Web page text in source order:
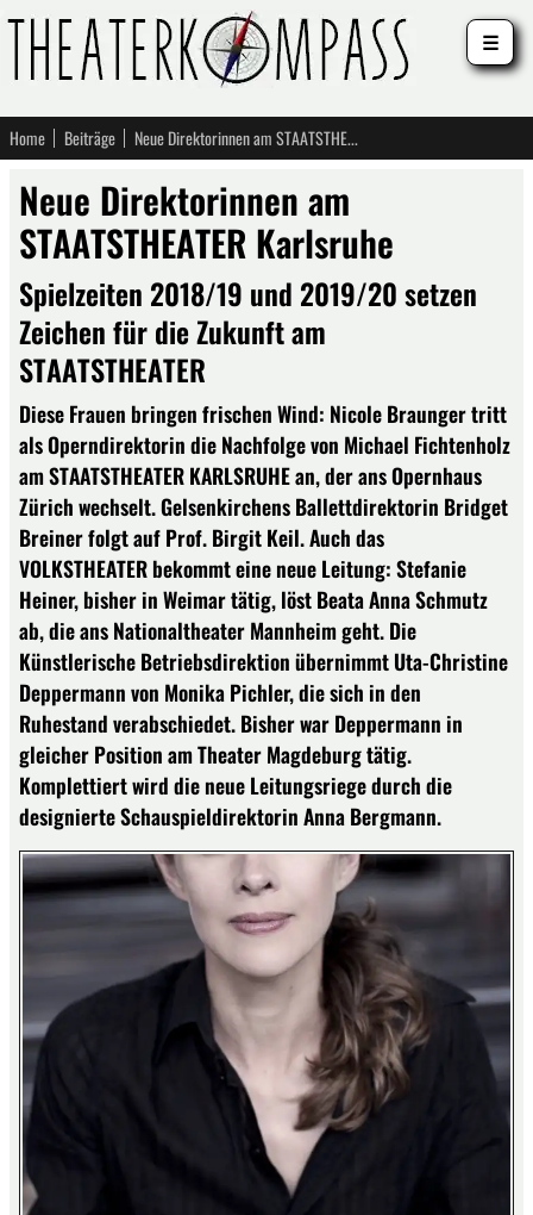
Home Beiträge Neue Direktorinnen am STAATSTHEATER Karlsruhe
Neue Direktorinnen am
STAATSTHEATER Karlsruhe
Spielzeiten 2018/19 und 2019/20 setzen
Zeichen für die Zukunft am
STAATSTHEATER
Diese Frauen bringen frischen Wind: Nicole Braunger tritt
als Operndirektorin die Nachfolge von Michael Fichtenholz
am STAATSTHEATER KARLSRUHE an, der ans Opernhaus
Zürich wechselt. Gelsenkirchens Ballettdirektorin Bridget
Breiner folgt auf Prof. Birgit Keil. Auch das
VOLKSTHEATER bekommt eine neue Leitung: Stefanie
Heiner, bisher in Weimar tätig, löst Beata Anna Schmutz
ab, die ans Nationaltheater Mannheim geht. Die
Künstlerische Betriebsdirektion übernimmt Uta-Christine
Deppermann von Monika Pichler, die sich in den
Ruhestand verabschiedet. Bisher war Deppermann in
gleicher Position am Theater Magdeburg tätig.
Komplettiert wird die neue Leitungsriege durch die
designierte Schauspieldirektorin Anna Bergmann.
☰